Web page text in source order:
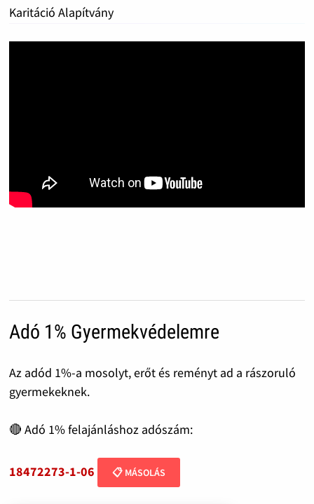
Karitáció Alapítvány
Adó 1% Gyermekvédelemre
Az adód 1%-a mosolyt, erőt és reményt ad a rászoruló
gyermekeknek.
🔴 Adó 1% felajánláshoz adószám:
18472273-1-06 📋 MÁSOLÁS